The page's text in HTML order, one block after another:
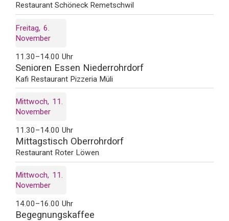
Restaurant Schöneck Remetschwil
Freitag 6
November
11.30–14.00 Uhr
Senioren Essen Niederrohrdorf
Kafi Restaurant Pizzeria Müli
Mittwoch
11
November
11.30–14.00 Uhr
Mittagstisch Oberrohrdorf
Restaurant Roter Löwen
Mittwoch
11
November
14.00–16.00 Uhr
Begegnungskaffee